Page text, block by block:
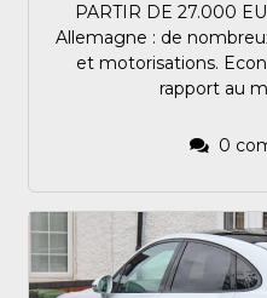
PARTIR DE 27.000
Allemagne : de
et motorisations.
rapport au
0